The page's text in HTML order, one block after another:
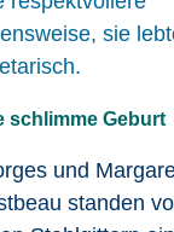
sie
schlimme Geburt
und
standen